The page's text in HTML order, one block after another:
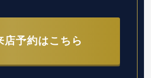
店予約はこちら